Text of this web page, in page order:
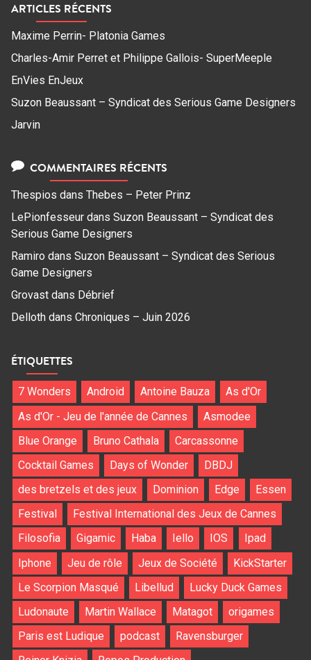
ARTICLES RÉCENTS
Maxime Perrin- Platonia Games
Charles-Amir Perret et Philippe Gallois- SuperMeeple
EnVies EnJeux
Suzon Beaussant – Syndicat des Serious Game Designers
Jarvin
COMMENTAIRES RÉCENTS
Thespios dans Thebes – Peter Prinz
LePionfesseur dans Suzon Beaussant – Syndicat des
Serious Game Designers
Ramiro dans Suzon Beaussant – Syndicat des Serious
Game Designers
Grovast dans Débrief
Delloth dans Chroniques – Juin 2026
ÉTIQUETTES
7 Wonders Android Antoine Bauza
As d'Or
As d'Or - Jeu de l'année de Cannes
Asmodee
Blue Orange
Bruno Cathala
Carcassonne
Cocktail Games
Days of Wonder
DBDJ
des bretzels et des jeux
Dominion Edge
Essen
Festival
Festival International des Jeux de Cannes
Filosofia
Gigamic Haba Iello IOS
Ipad
Iphone
Jeu de rôle Jeux de Société
KickStarter
Le Scorpion Masqué
Libellud
Lucky Duck Games
Ludonaute
Martin Wallace Matagot
origames
Paris est Ludique
podcast
Ravensburger